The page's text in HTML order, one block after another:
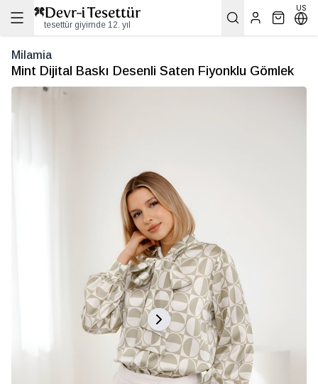
tesettür giyimde 12. yıl
US
Milamia
Mint Dijital Baskı Desenli Saten Fiyonklu Gömlek